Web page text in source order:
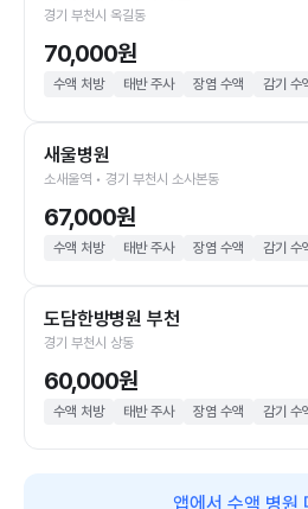
경기 부천시 옥길동
70,000원
수액 처방 태반 주사 장염 수액 감기 수
새울병원
소새울역 • 경기 부천시 소사본동
67,000원
수액 처방 태반 주사 장염 수액 감기 수
도담한방병원 부천
경기 부천시 상동
60,000원
수액 처방 태반 주사 장염 수액 감기 수
앱에서 수액 병원